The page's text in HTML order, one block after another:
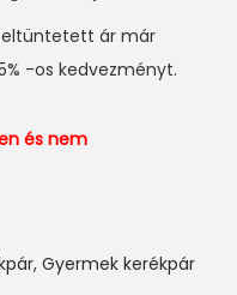
ár már
-os kedvezményt.
és nem
, Gyermek kerékpár